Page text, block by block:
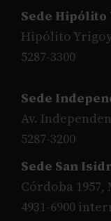
Sede
Hipólito
5287-3300
Sede
Av.
5287-3200
Sede San
Córdoba 1957,
4931-6900